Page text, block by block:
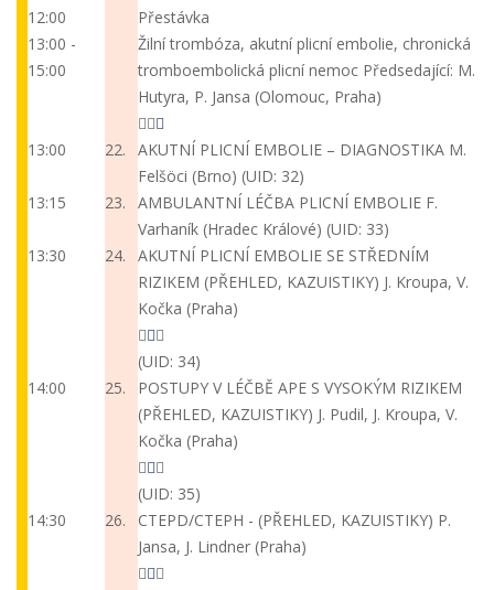
12:00
Přestávka
13:00 -
15:00
Žilní trombóza, akutní plicní embolie, chronická
tromboembolická plicní nemoc Předsedající: M.
Hutyra, P. Jansa (Olomouc, Praha)
13:00 22. AKUTNÍ PLICNÍ EMBOLIE – DIAGNOSTIKA M.
Felšöci (Brno) (UID: 32)
13:15
23. AMBULANTNÍ LÉČBA PLICNÍ EMBOLIE F.
Varhaník (Hradec Králové) (UID: 33)
13:30
24.
AKUTNÍ PLICNÍ EMBOLIE SE STŘEDNÍM
RIZIKEM (PŘEHLED, KAZUISTIKY) J. Kroupa, V.
Kočka (Praha)
(UID: 34)
14:00
25.
POSTUPY V LÉČBĚ APE S VYSOKÝM RIZIKEM
(PŘEHLED, KAZUISTIKY) J. Pudil, J. Kroupa, V.
Kočka (Praha)
(UID: 35)
14:30
26. CTEPD/CTEPH - (PŘEHLED, KAZUISTIKY) P.
Jansa, J. Lindner (Praha)